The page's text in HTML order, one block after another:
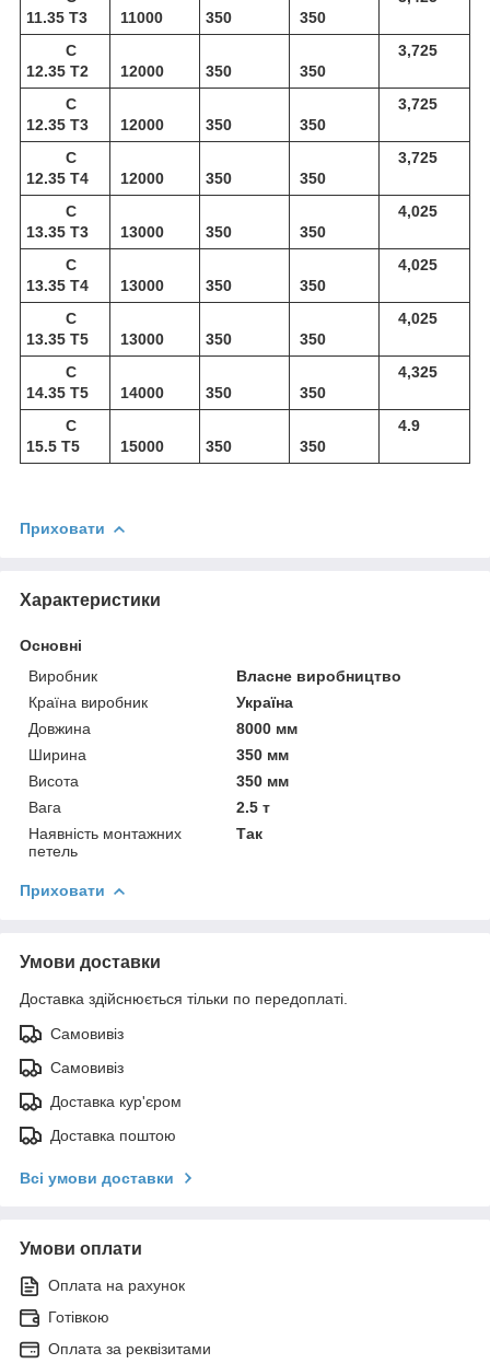
11.35 Т3
11000 350 350
С
12.35 Т2
12000 350 350
3,725
С
12.35 Т3
12000 350 350
3,725
С
12.35 Т4
12000 350 350
3,725
С
13.35 Т3
13000 350 350
4,025
С
13.35 Т4
13000 350 350
4,025
С
13.35 Т5
13000 350 350
4,025
С
14.35 Т5
14000 350 350
4,325
С
15.5 Т5
15000 350 350
4.9
Приховати
Характеристики
Основні
Виробник
Власне виробництво
Країна виробник
Україна
Довжина
8000 мм
Ширина
350 мм
Висота
350 мм
Вага
2.5 т
Наявність монтажних
петель
Так
Приховати
Умови доставки
Доставка здійснюється тільки по передоплаті.
Самовивіз
Самовивіз
Доставка кур'єром
Доставка поштою
Всі умови доставки
Умови оплати
Оплата на рахунок
Готівкою
Оплата за реквізитами